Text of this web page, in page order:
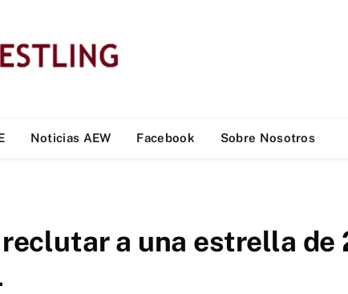
Noticias AEW Facebook Sobre Nosotros
reclutar a una estrella de